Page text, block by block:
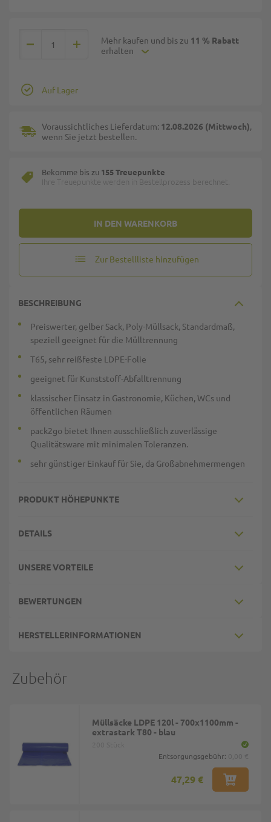
Mehr kaufen und bis zu 11 % Rabatt
erhalten
IN DEN WARENKORB
Auf Lager
Voraussichtliches Lieferdatum: 12.08.2026 (Mittwoch),
wenn Sie jetzt bestellen.
Bekomme bis zu 155 Treuepunkte
Ihre Treuepunkte werden in Bestellprozess berechnet.
Zur Bestellliste hinzufügen
BESCHREIBUNG
Preiswerter, gelber Sack, Poly-Müllsack, Standardmaß,
speziell geeignet für die Mülltrennung
T65, sehr reißfeste LDPE-Folie
geeignet für Kunststoff-Abfalltrennung
klassischer Einsatz in Gastronomie, Küchen, WCs und
öffentlichen Räumen
pack2go bietet Ihnen ausschließlich zuverlässige
Qualitätsware mit minimalen Toleranzen.
sehr günstiger Einkauf für Sie, da Großabnehmermengen
PRODUKT HÖHEPUNKTE
DETAILS
UNSERE VORTEILE
BEWERTUNGEN
HERSTELLERINFORMATIONEN
Zubehör
Müllsäcke LDPE 120l - 700x1100mm -
extrastark T80 - blau
Entsorgungsgebühr:
47,29 €